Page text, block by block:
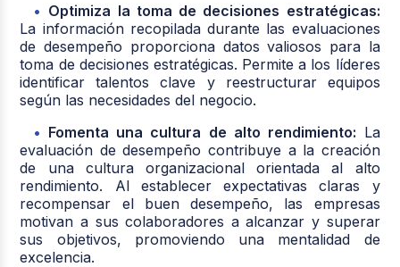
Optimiza la toma de decisiones estratégicas:
La información recopilada durante las evaluaciones
de desempeño proporciona datos valiosos para la
toma de decisiones estratégicas. Permite a los líderes
identificar talentos clave y reestructurar equipos
según las necesidades del negocio.
Fomenta una cultura de alto rendimiento: La
evaluación de desempeño contribuye a la creación
de una cultura organizacional orientada al alto
rendimiento. Al establecer expectativas claras y
recompensar el buen desempeño, las empresas
motivan a sus colaboradores a alcanzar y superar
sus objetivos, promoviendo una mentalidad de
excelencia.